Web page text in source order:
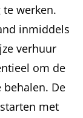
werken.
inmiddels
verhuur
om de
behalen. De
met